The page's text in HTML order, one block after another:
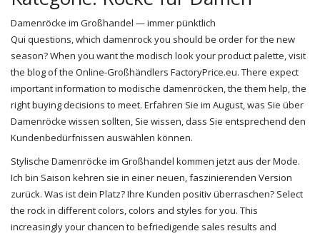
Damenröcke im Großhandel — immer pünktlich
Qui questions, which damenrock you should be order for the new
season? When you want the modisch look your product palette, visit
the blog of the Online-Großhändlers FactoryPrice.eu. There expect
important information to modische damenröcken, the them help, the
right buying decisions to meet. Erfahren Sie im August, was Sie über
Damenröcke wissen sollten, Sie wissen, dass Sie entsprechend den
Kundenbedürfnissen auswählen können.
Stylische Damenröcke im Großhandel kommen jetzt aus der Mode.
Ich bin Saison kehren sie in einer neuen, faszinierenden Version
zurück. Was ist dein Platz? Ihre Kunden positiv überraschen? Select
the rock in different colors, colors and styles for you. This
increasingly your chancen to befriedigende sales results and